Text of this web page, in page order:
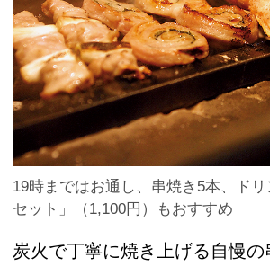
19時まではお通し、串焼き5本、ド
セット」（1,100円）もおすすめ
炭火で丁寧に焼き上げる自慢の